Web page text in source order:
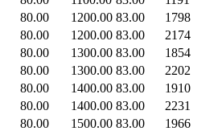
80.00 1200.00 83.00
1798
80.00 1200.00 83.00
2174
80.00 1300.00 83.00
1854
80.00 1300.00 83.00
2202
80.00 1400.00 83.00
1910
80.00 1400.00 83.00
2231
80.00 1500.00 83.00
1966